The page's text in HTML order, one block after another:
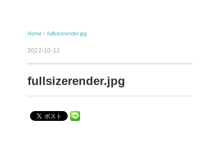
Home › fullsizerender.jpg
2022-10-12
fullsizerender.jpg